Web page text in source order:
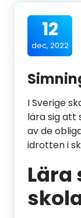
12
dec, 2022
I Sverige
lära sig att
av de
idrotten i
Lära